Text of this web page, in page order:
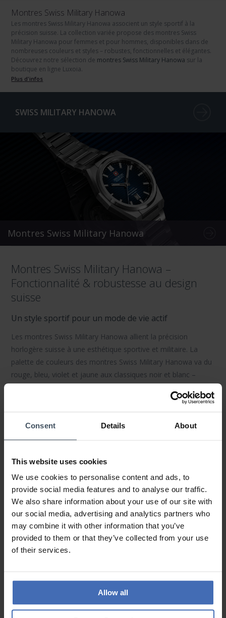
Consent Details About
This website uses cookies
We use cookies to personalise content and ads, to
provide social media features and to analyse our traffic.
We also share information about your use of our site with
our social media, advertising and analytics partners who
may combine it with other information that you’ve
provided to them or that they’ve collected from your use
of their services.
Allow all
Montres Swiss Military Hanowa
Les montres Swiss Military Hanowa associent un style sportif à la
précision suisse. La collection variée propose des montres Swiss
Military Hanowa pour femmes et pour hommes, disponibles dans de
nombreuses couleurs et styles – robustes, fonctionnelles et élégantes.
Découvrez notre sélection de montres Swiss Military Hanowa sur la
boutique en ligne Luxoia.
Plus d'infos
SWISS MILITARY HANOWA
Montres Swiss Military Hanowa
Montres Swiss Military Hanowa –
Fonctionnalité & robustesse au design
suisse
Un style sportif pour un mode de vie actif
Les montres Swiss Military Hanowa allient la précision
horlogère suisse à une esthétique sportive et militaire. La
palette de couleurs des montres Swiss Military Hanowa va du
rouge, bleu, violet et jaune aux classiques noir et blanc –
chaque montre Swiss Military Hanowa trouve sa place au
Matériaux & confort au quotidien
Des bracelets en silicone souple avec boucle ardillon et des
Military Hanowades partenaires idéaux pour les loisirs, le
sport ou le travail. La plupart des montres Swiss Military
Hanowa sont dotés deverres saphirrésistants aux rayures.
Technologie & fonctionnalités
Les montres Swiss Military Hanowa sont équipées de
mouvements à quartzfiables (à pile) assurant une lecture
précise de l’heure. De nombreux modèles intègrent des
chronomètre) ou encore unelunette tournante– utilisables
via des boutons latéraux ergonomiques.
Montres Swiss Military Hanowa chez Luxoia